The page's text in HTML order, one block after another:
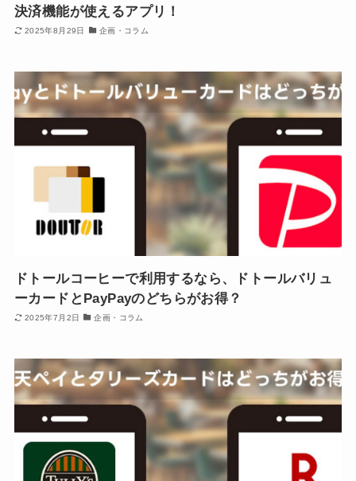
決済機能が使えるアプリ！
2025年8月29日 企画・コラム
ドトールコーヒーで利用するなら、ドトールバリュ
ーカードとPayPayのどちらがお得？
2025年7月2日 企画・コラム